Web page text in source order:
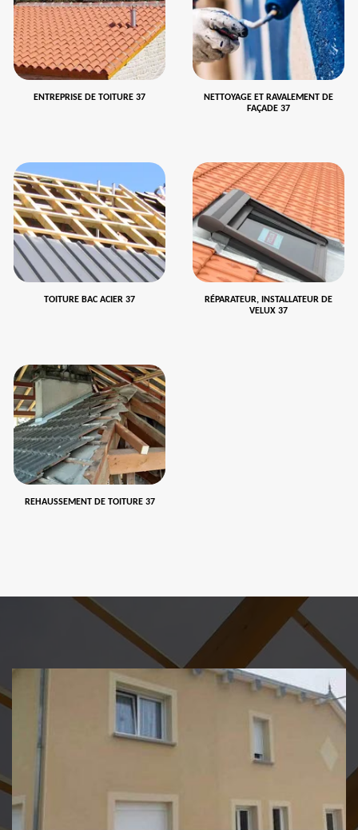
ENTREPRISE DE TOITURE 37
NETTOYAGE ET RAVALEMENT DE
FAÇADE 37
TOITURE BAC ACIER 37
RÉPARATEUR, INSTALLATEUR DE
VELUX 37
REHAUSSEMENT DE TOITURE 37